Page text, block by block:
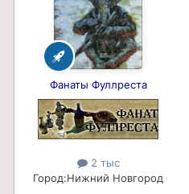
Фанаты Фуллреста
2 тыс
Город:Нижний Новгород